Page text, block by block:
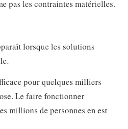
pas les contraintes matérielles.
lorsque les solutions
pour quelques milliers
Le faire fonctionner
millions de personnes en est